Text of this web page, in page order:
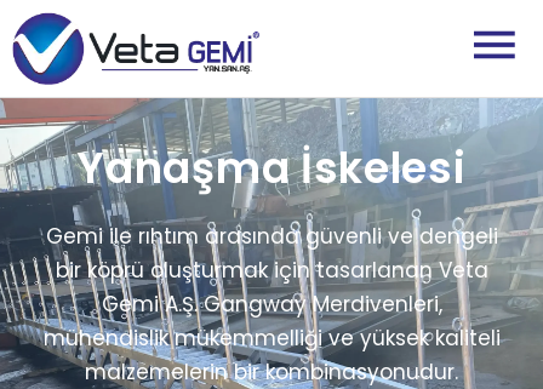
Yanaşma İskelesi
Gemi ile rıhtım arasında güvenli ve dengeli
bir köprü oluşturmak için tasarlanan Veta
Gemi A.Ş. Gangway Merdivenleri,
mühendislik mükemmelliği ve yüksek kaliteli
malzemelerin bir kombinasyonudur.